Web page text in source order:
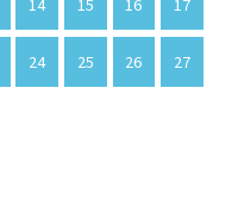
14 15 16 17
24 25 26 27